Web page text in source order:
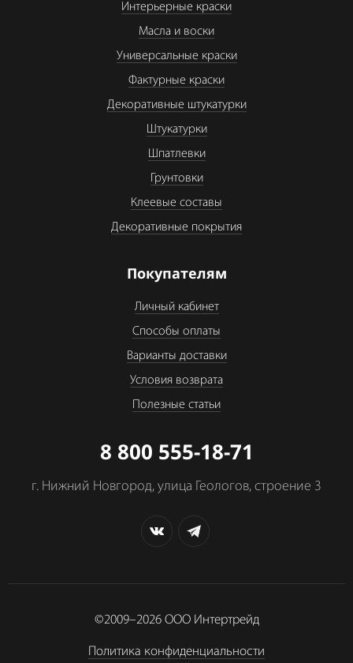
Интерьерные краски
Масла и воски
Универсальные краски
Фактурные краски
Декоративные штукатурки
Штукатурки
Шпатлевки
Грунтовки
Клеевые составы
Декоративные покрытия
Покупателям
Личный кабинет
Способы оплаты
Варианты доставки
Условия возврата
Полезные статьи
8 800 555-18-71
г. Нижний Новгород, улица Геологов, строение 3
©2009–2026 ООО Интертрейд
Политика конфиденциальности